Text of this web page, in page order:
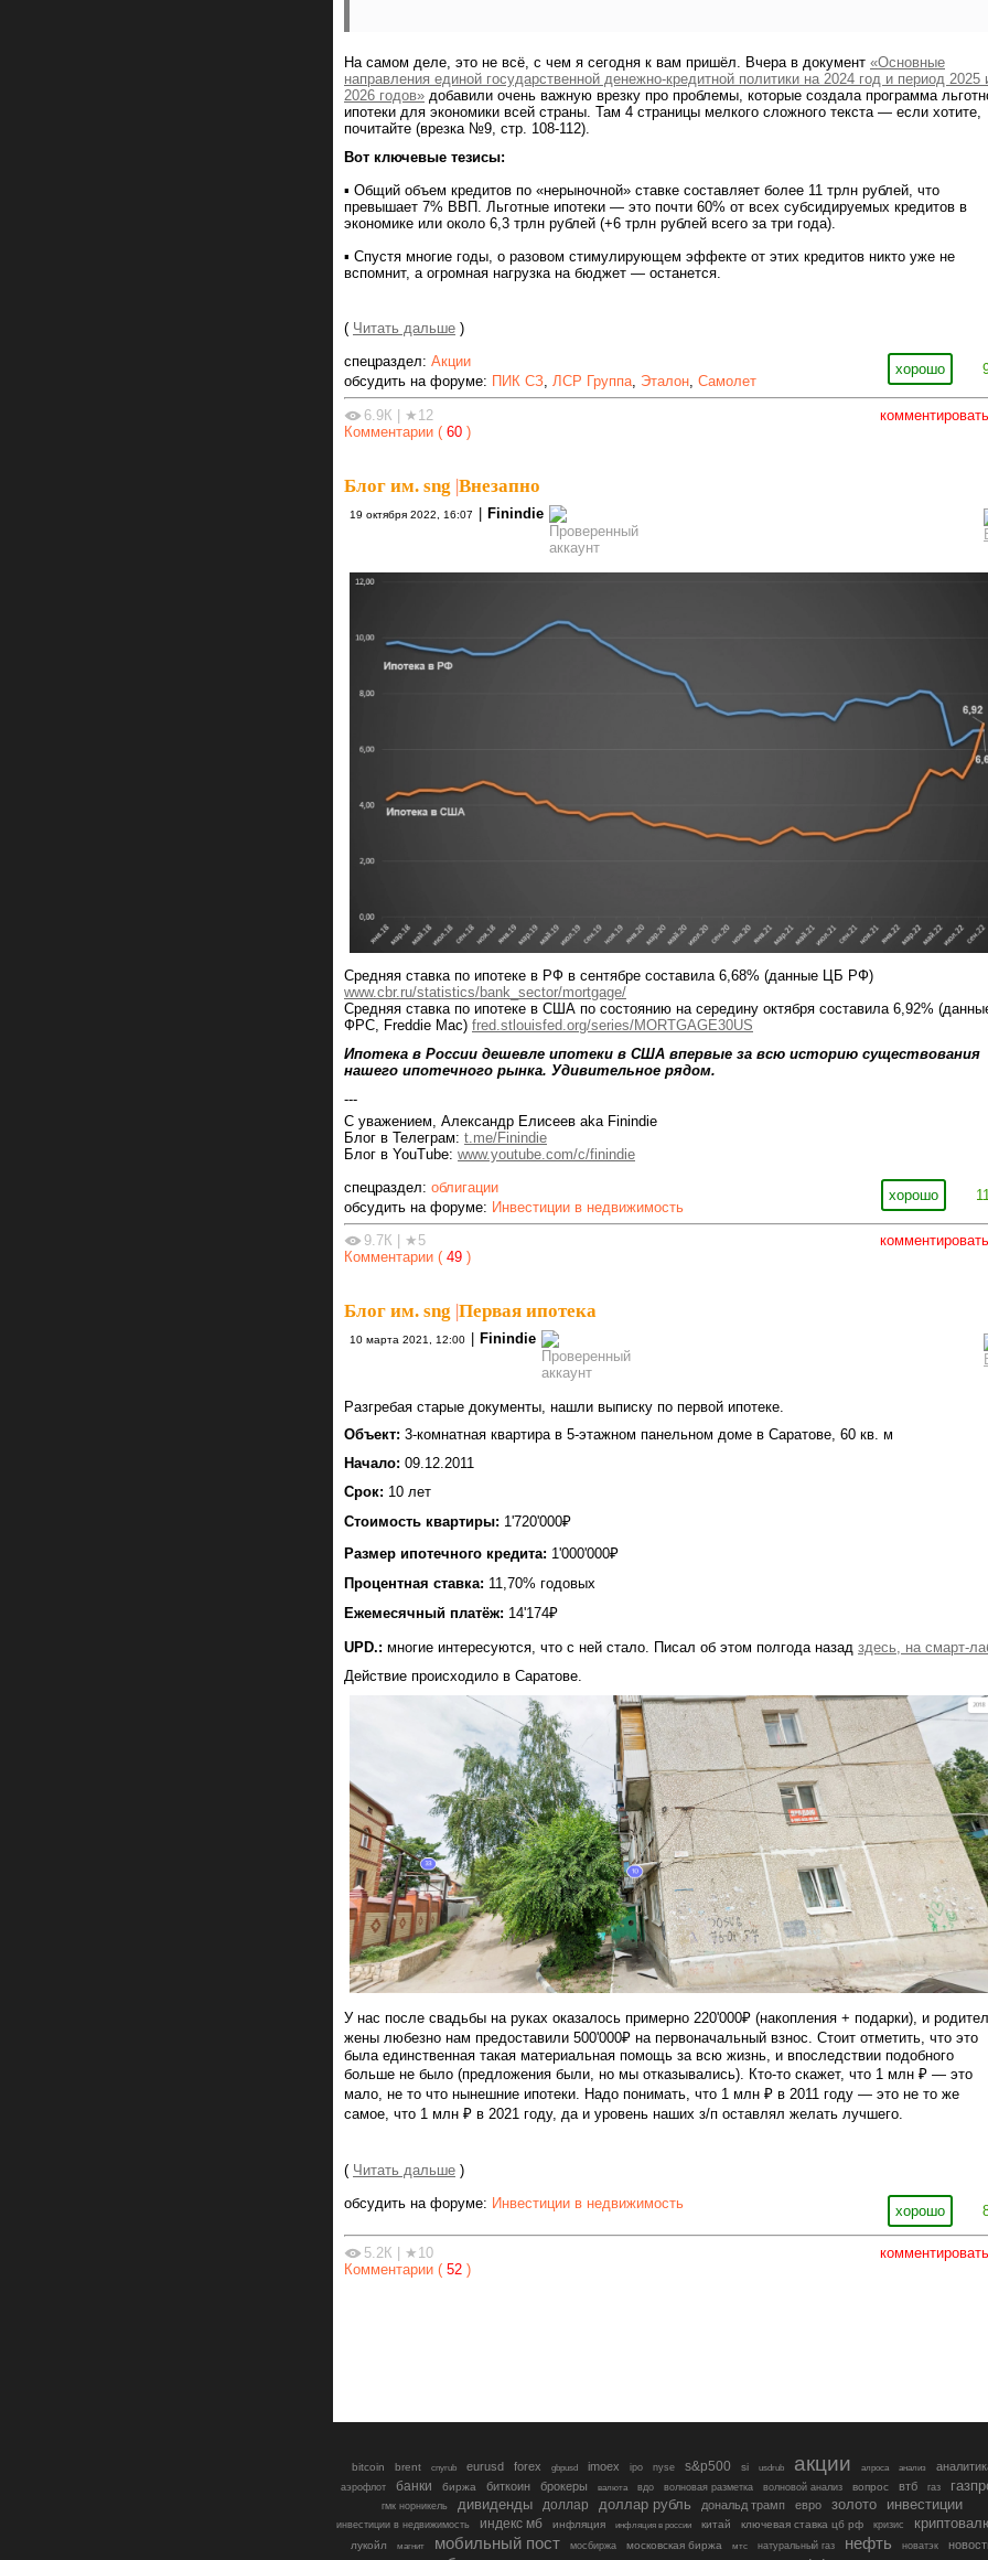
На самом деле, это не всё, с чем я сегодня к вам пришёл. Вчера в документ «Основные
направления единой государственной денежно-кредитной политики на 2024 год и период 2025
2026 годов» добавили очень важную врезку про проблемы, которые создала программа
ипотеки для экономики всей страны. Там 4 страницы мелкого сложного текста — если хотите,
почитайте (врезка №9, стр. 108-112).
Вот ключевые тезисы:
▪️ Общий объем кредитов по «нерыночной» ставке составляет более 11 трлн рублей, что
превышает 7% ВВП. Льготные ипотеки — это почти 60% от всех субсидируемых кредитов в
экономике или около 6,3 трлн рублей (+6 трлн рублей всего за три года).
▪️ Спустя многие годы, о разовом стимулирующем эффекте от этих кредитов никто уже не
вспомнит, а огромная нагрузка на бюджет — останется.
( Читать дальше )
хорошо
спецраздел: Акции
обсудить на форуме: ПИК СЗ, ЛСР Группа, Эталон, Самолет
комментировать
6.9К | ★12
Комментарии ( 60 )
Блог им. sng |Внезапно
19 октября 2022, 16:07 | Finindie
Средняя ставка по ипотеке в РФ в сентябре составила 6,68% (данные ЦБ РФ)
www.cbr.ru/statistics/bank_sector/mortgage/
Средняя ставка по ипотеке в США по состоянию на середину октября составила 6,92%
ФРС, Freddie Mac) fred.stlouisfed.org/series/MORTGAGE30US
Ипотека в России дешевле ипотеки в США впервые за всю историю существования
нашего ипотечного рынка. Удивительное рядом.
---
С уважением, Александр Елисеев aka Finindie
Блог в Телеграм: t.me/Finindie
Блог в YouTube: www.youtube.com/c/finindie
хорошо
спецраздел: облигации
обсудить на форуме: Инвестиции в недвижимость
комментировать
9.7К
★5
Комментарии ( 49 )
Блог им. sng Первая ипотека
10 марта 2021, 12:00 Finindie
Разгребая старые документы, нашли выписку по первой ипотеке.
Объект: 3-комнатная квартира в 5-этажном панельном доме в Саратове, 60 кв. м
Начало: 09.12.2011
Срок: 10 лет
Стоимость квартиры: 1'720'000₽
Размер ипотечного кредита: 1'000'000₽
Процентная ставка: 11,70% годовых
Ежемесячный платёж: 14'174₽
UPD.: многие интересуются, что с ней стало. Писал об этом полгода назад здесь, на смарт-
Действие происходило в Саратове.
У нас после свадьбы на руках оказалось примерно 220'000₽ (накопления + подарки), и
жены любезно нам предоставили 500'000₽ на первоначальный взнос. Стоит отметить, что это
была единственная такая материальная помощь за всю жизнь, и впоследствии подобного
больше не было (предложения были, но мы отказывались). Кто-то скажет, что 1 млн ₽ — это
мало, не то что нынешние ипотеки. Надо понимать, что 1 млн ₽ в 2011 году — это не то же
самое, что 1 млн ₽ в 2021 году, да и уровень наших з/п оставлял желать лучшего.
( Читать дальше )
хорошо
обсудить на форуме: Инвестиции в недвижимость
комментировать
5.2К
★10
Комментарии ( 52 )
bitcoin brent cnyrub eurusd forex gbpusd imoex ipo nyse s&p500 si usdrub акции алроса анализ
аэрофлот банки биржа биткоин брокеры валюта вдо волновая разметка волновой анализ вопрос втб газ
гмк норникель дивиденды доллар доллар рубль дональд трамп евро золото инвестиции
инвестиции в недвижимость индекс мб инфляция инфляция в россии китай ключевая ставка цб рф кризис
лукойл магнит мобильный пост мосбиржа московская биржа мтс натуральный газ нефть новатэк